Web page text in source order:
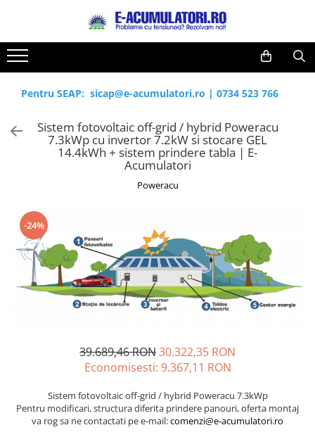
Toate Produsele
Acumulatori, Baterii si Incarcatoare
Uzuale
Baterii alcaline
Baterii litiu
Accesorii baterii
Baterii Industriale
Acumulatori
Ni-MH
Panouri fotovoltaice
fotovoltaice
Accesorii
Reduceri de vara
Cabluri
Acumulatori
Prelungitoare
Panouri fotovoltaice
UPS
Pentru SEAP: sicap@e-acumulatori.ro | 0734 523 766
Sistem fotovoltaic off-grid / hybrid Poweracu
7.3kWp cu invertor 7.2kW si stocare GEL
14.4kWh + sistem prindere tabla | E-
Acumulatori
Poweracu
-24%
39.689,46 RON30.322,35 RON
Economisesti: 9.367,11 RON
Sistem fotovoltaic off-grid / hybrid Poweracu 7.3kWp
Pentru modificari, structura diferita prindere panouri, oferta montaj
va rog sa ne contactati pe e-mail:comenzi@e-acumulatori.ro